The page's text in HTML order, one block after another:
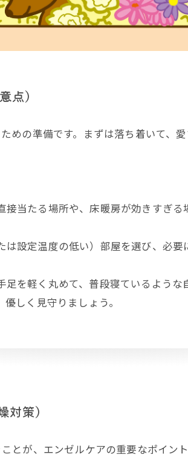
点）
の準備です。まずは落ち着いて、
当たる場所や、床暖房が効きすぎ
設定温度の低い）部屋を選び、必要
を軽く丸めて、普段寝ているような
しく見守りましょう。
策）
とが、エンゼルケアの重要なポイント